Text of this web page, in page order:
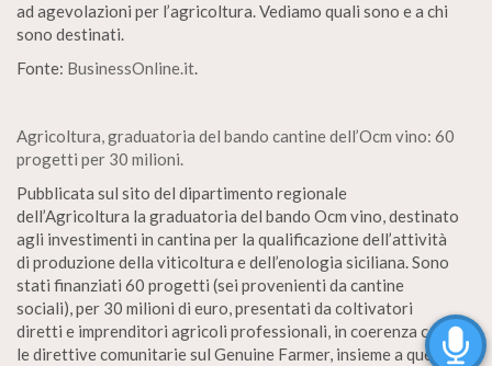
ad agevolazioni per l’agricoltura. Vediamo quali sono e a chi
sono destinati.
Fonte: BusinessOnline.it.
Agricoltura, graduatoria del bando cantine dell’Ocm vino: 60
progetti per 30 milioni.
Pubblicata sul sito del dipartimento regionale
dell’Agricoltura la graduatoria del bando Ocm vino, destinato
agli investimenti in cantina per la qualificazione dell’attività
di produzione della viticoltura e dell’enologia siciliana. Sono
stati finanziati 60 progetti (sei provenienti da cantine
sociali), per 30 milioni di euro, presentati da coltivatori
diretti e imprenditori agricoli professionali, in coerenza con
le direttive comunitarie sul Genuine Farmer, insieme a quelli